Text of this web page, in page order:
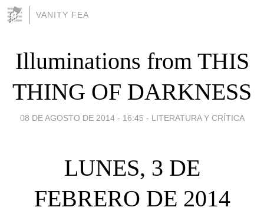
VANITY FEA
Illuminations from THIS
THING OF DARKNESS
08 DE AGOSTO DE 2014 - 16:45 - LITERATURA Y CRÍTICA
LUNES, 3 DE
FEBRERO DE 2014